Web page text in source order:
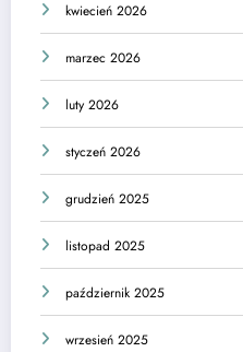
kwiecień 2026
marzec 2026
luty 2026
styczeń 2026
grudzień 2025
listopad 2025
październik 2025
wrzesień 2025